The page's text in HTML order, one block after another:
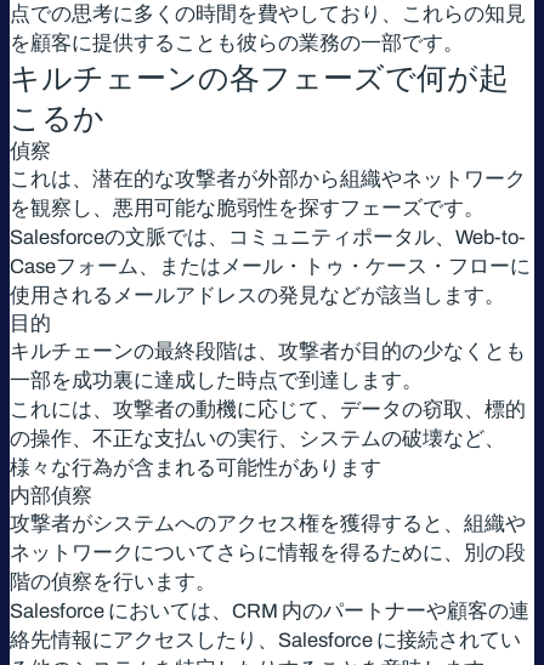
点での思考に多くの時間を費やしており、これらの知見
を顧客に提供することも彼らの業務の一部です。
キルチェーンの各フェーズで何が起
こるか
偵察
これは、潜在的な攻撃者が外部から組織やネットワーク
を観察し、悪用可能な脆弱性を探すフェーズです。
Salesforceの文脈では、コミュニティポータル、Web-to-
Caseフォーム、またはメール・トゥ・ケース・フローに
使用されるメールアドレスの発見などが該当します。
目的
キルチェーンの最終段階は、攻撃者が目的の少なくとも
一部を成功裏に達成した時点で到達します。
これには、攻撃者の動機に応じて、データの窃取、標的
の操作、不正な支払いの実行、システムの破壊など、
様々な行為が含まれる可能性があります
内部偵察
攻撃者がシステムへのアクセス権を獲得すると、組織や
ネットワークについてさらに情報を得るために、別の段
階の偵察を行います。
Salesforce においては、CRM 内のパートナーや顧客の連
絡先情報にアクセスしたり、Salesforce に接続されてい